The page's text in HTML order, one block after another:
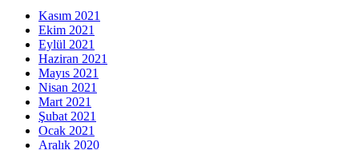
Kasım 2021
Ekim 2021
Eylül 2021
Haziran 2021
Mayıs 2021
Nisan 2021
Mart 2021
Şubat 2021
Ocak 2021
Aralık 2020